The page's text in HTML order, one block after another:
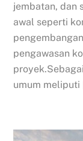
jembatan, dan
awal seperti
pengawasan
umum meliputi